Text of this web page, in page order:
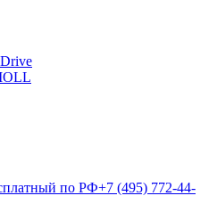
по РФ+7 (495) 772-44-